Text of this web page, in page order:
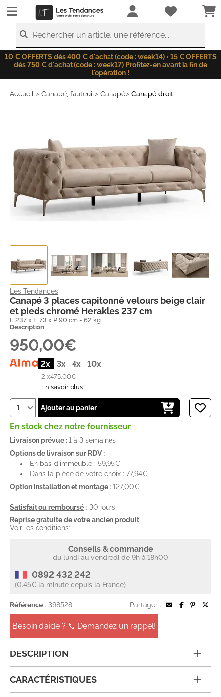
LesTendances.fr
Rechercher un article, une référence...
10 € OFFERTS dès 400 € d'achat (code : week14) • 15 € OFFERTS
dès 750 € d'achat (code : week17) Profitez-en avant la fin de
l'opération !
Accueil > Canapé, fauteuil > Canapé> Canapé droit
Les Tendances
Canapé 3 places capitonné velours beige clair
et pieds chromé Herakles 237 cm
L 237 x H 73 x P 90 cm - 62 kg
Description
950,00€
2x 3x 4x 10x
2 x475,00€
En savoir plus
Ajouter au panier
En stock chez notre fournisseur
Livraison prévue :1 à 3 semaines
Options de livraison sur RDV :
En bas d'immeuble : 59,95€
Dans la pièce de votre choix : 77,94€
Option installation et montage : 127,00€
Satisfait ou remboursé : 30 jours
Reprise gratuite de votre ancien produit
Voir les conditions*
Conseils & commande
du lundi au vendredi de 9h à 18h00
0892 432 242
(0.45€ la minute depuis la France)
Référence : 398528 Partager :
Besoin d’aide ? 📞 Demandez un rappel!
DESCRIPTION
CARACTÉRISTIQUES